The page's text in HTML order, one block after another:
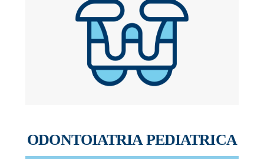
ODONTOIATRIA PEDIATRICA